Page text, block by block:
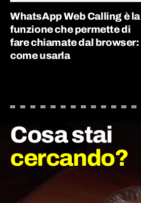
WhatsApp Web Calling è la
funzione che permette di
fare chiamate dal browser:
come usarla
Cosa stai
cercando?